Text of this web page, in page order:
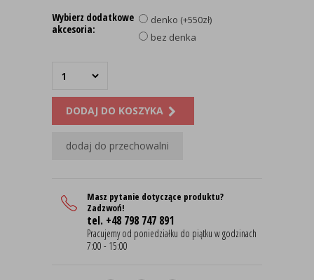
Wybierz dodatkowe
akcesoria:
denko (+550zł)
bez denka
DODAJ DO KOSZYKA
dodaj do przechowalni
Masz pytanie dotyczące produktu?
Zadzwoń!
tel. +48 798 747 891
Pracujemy od poniedziałku do piątku w godzinach
7:00 - 15:00